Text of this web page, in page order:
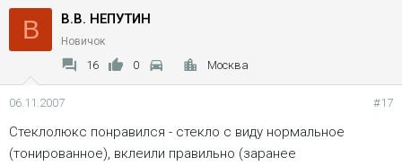
В В.В. НЕПУТИН
Новичок
16 0 Москва
06.11.2007 #17
Стеклолюкс понравился - стекло с виду нормальное
(тонированное), вклеили правильно (заранее